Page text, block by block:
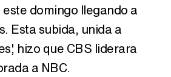
domingo llegando a
Esta subida, unida a
hizo que CBS liderara
a NBC.